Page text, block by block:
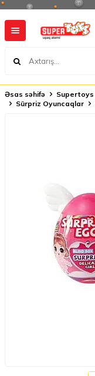
Əsas səhifə Supertoys
Sürpriz Oyuncaqlar